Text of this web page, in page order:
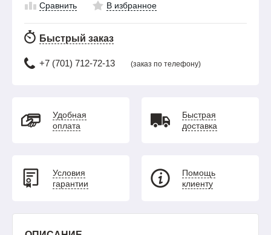
Сравнить В избранное
Быстрый заказ
+7 (701) 712-72-13 (заказ по телефону)
Удобная
оплата
Быстрая
доставка
Условия
гарантии
Помощь
клиенту